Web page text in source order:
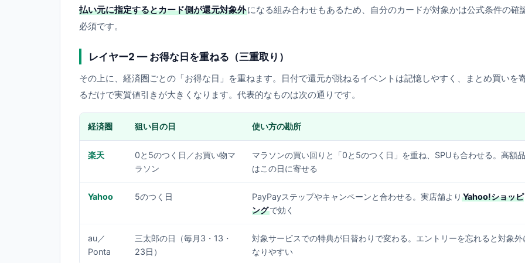
払い元に指定するとカード側が還元対象外になる組み合わせもあるため、自分のカードが対象かは公式条件の確
必須です。
レイヤー2 — お得な日を重ねる（三重取り）
その上に、経済圏ごとの「お得な日」を重ねます。日付で還元が跳ねるイベントは記憶しやすく、まとめ買いを
るだけで実質値引きが大きくなります。代表的なものは次の通りです。
経済圏 狙い目の日 使い方の勘所
楽天
0と5のつく日／お買い物マ
ラソン
マラソンの買い回りと「0と5のつく日」を重ね、SPUも合わせる。高額品
はこの日に寄せる
Yahoo 5のつく日 PayPayステップやキャンペーンと合わせる。実店舗より Yahoo!ショッピ
ングで効く
au／
Ponta
三太郎の日（毎月3・13・
23日）
対象サービスでの特典が日替わりで変わる。エントリーを忘れると対象外
なりやすい